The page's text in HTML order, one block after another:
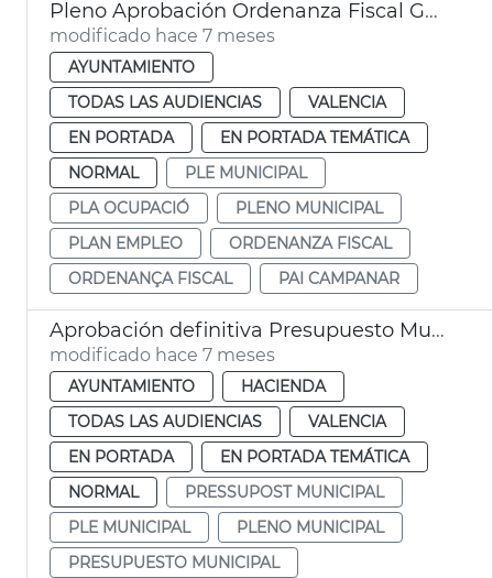
Pleno Aprobación Ordenanza Fiscal General de València 2026
modificado hace 7 meses
AYUNTAMIENTO
TODAS LAS AUDIENCIAS
VALENCIA
EN PORTADA
EN PORTADA TEMÁTICA
NORMAL
PLE MUNICIPAL
PLA OCUPACIÓ
PLENO MUNICIPAL
PLAN EMPLEO
ORDENANZA FISCAL
ORDENANÇA FISCAL
PAI CAMPANAR
Aprobación definitiva Presupuesto Municipal 2026 València
modificado hace 7 meses
AYUNTAMIENTO
HACIENDA
TODAS LAS AUDIENCIAS
VALENCIA
EN PORTADA
EN PORTADA TEMÁTICA
NORMAL
PRESSUPOST MUNICIPAL
PLE MUNICIPAL
PLENO MUNICIPAL
PRESUPUESTO MUNICIPAL